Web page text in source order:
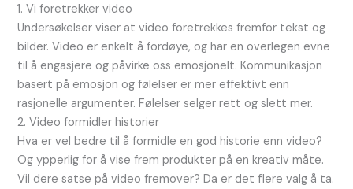
1. Vi foretrekker video
Undersøkelser viser at video foretrekkes fremfor tekst og
bilder. Video er enkelt å fordøye, og har en overlegen evne
til å engasjere og påvirke oss emosjonelt. Kommunikasjon
basert på emosjon og følelser er mer effektivt enn
rasjonelle argumenter. Følelser selger rett og slett mer.
2. Video formidler historier
Hva er vel bedre til å formidle en god historie enn video?
Og ypperlig for å vise frem produkter på en kreativ måte.
Vil dere satse på video fremover? Da er det flere valg å ta.